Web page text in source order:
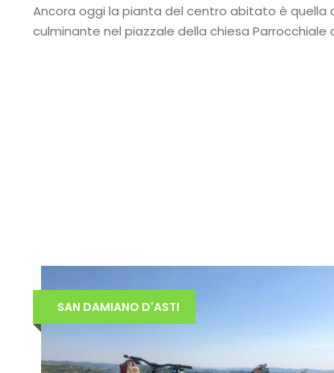
Ancora oggi la pianta del centro abitato è quella
culminante nel piazzale della chiesa
SAN DAMIANO D'ASTI